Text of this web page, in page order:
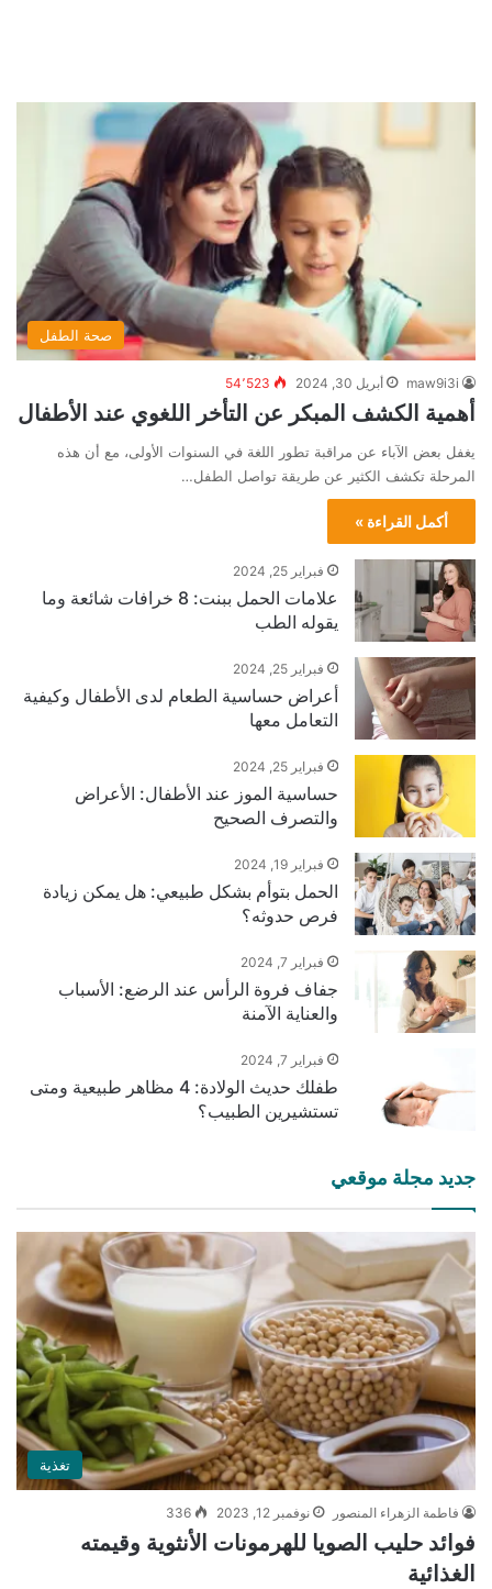
صحة الطفل
maw9i3i أبريل 30, 2024 54٬523
أهمية الكشف المبكر عن التأخر اللغوي عند الأطفال
يغفل بعض الآباء عن مراقبة تطور اللغة في السنوات الأولى، مع أن هذه
المرحلة تكشف الكثير عن طريقة تواصل الطفل…
أكمل القراءة »
فبراير 25, 2024
علامات الحمل ببنت: 8 خرافات شائعة وما
يقوله الطب
فبراير 25, 2024
أعراض حساسية الطعام لدى الأطفال وكيفية
التعامل معها
فبراير 25, 2024
حساسية الموز عند الأطفال: الأعراض
والتصرف الصحيح
فبراير 19, 2024
الحمل بتوأم بشكل طبيعي: هل يمكن زيادة
فرص حدوثه؟
فبراير 7, 2024
جفاف فروة الرأس عند الرضع: الأسباب
والعناية الآمنة
فبراير 7, 2024
طفلك حديث الولادة: 4 مظاهر طبيعية ومتى
تستشيرين الطبيب؟
جديد مجلة موقعي
تغذية
فاطمة الزهراء المنصور نوفمبر 12, 2023 336
فوائد حليب الصويا للهرمونات الأنثوية وقيمته
الغذائية